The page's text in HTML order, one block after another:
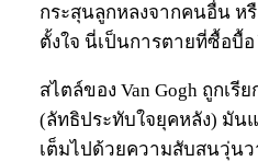
กระสุนลูกหลงจากคนอื่น ห
ตั้งใจ นี่เป็นการตายที่ซื้อบื้อ
สไตล์ของ Van Gogh ถูกเรี
(ลัทธิประทับใจยุคหลัง) มัน
เต็มไปด้วยความสับสนวุ่น